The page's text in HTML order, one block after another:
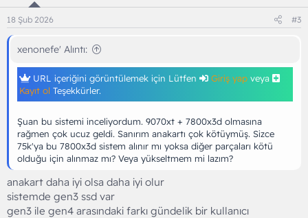
18 Şub 2026 #3
xenonefe' Alıntı:
URL içeriğini görüntülemek için Lütfen Giriş yap veya
Kayıt ol Teşekkürler.
Şuan bu sistemi inceliyordum. 9070xt + 7800x3d olmasına
rağmen çok ucuz geldi. Sanırım anakartı çok kötüymüş. Sizce
75k'ya bu 7800x3d sistem alınır mı yoksa diğer parçaları kötü
olduğu için alınmaz mı? Veya yükseltmem mi lazım?
anakart daha iyi olsa daha iyi olur
sistemde gen3 ssd var
gen3 ile gen4 arasındaki farkı gündelik bir kullanıcı